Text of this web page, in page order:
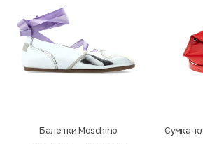
Балетки Moschino
Cумка-